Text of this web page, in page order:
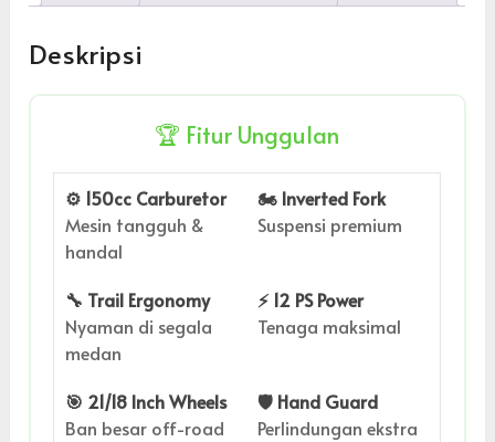
Deskripsi
🏆 Fitur Unggulan
⚙️ 150cc Carburetor
Mesin tangguh &
handal
🏍️ Inverted Fork
Suspensi premium
🔧 Trail Ergonomy
Nyaman di segala
medan
⚡ 12 PS Power
Tenaga maksimal
🎯 21/18 Inch Wheels
Ban besar off-road
🛡️ Hand Guard
Perlindungan ekstra